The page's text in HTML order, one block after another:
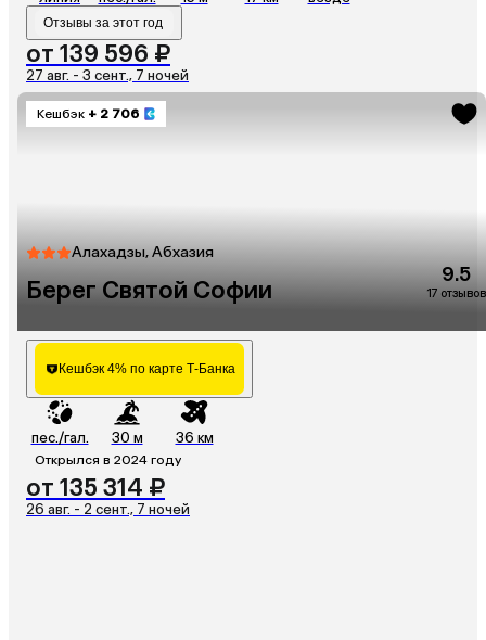
Отзывы за этот год
от 139 596 ₽
27 авг. - 3 сент., 7 ночей
Кешбэк + 2 706
Алахадзы, Абхазия
Берег Святой Софии
9.5
17 отзывов
Кешбэк 4% по карте Т-Банка
пес./гал. 30 м 36 км
Открылся в 2024 году
от 135 314 ₽
26 авг. - 2 сент., 7 ночей